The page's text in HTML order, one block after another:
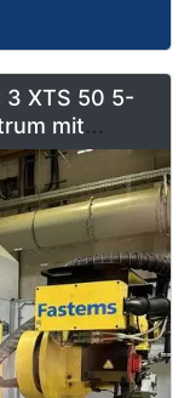
3 XTS 50 5-
mit